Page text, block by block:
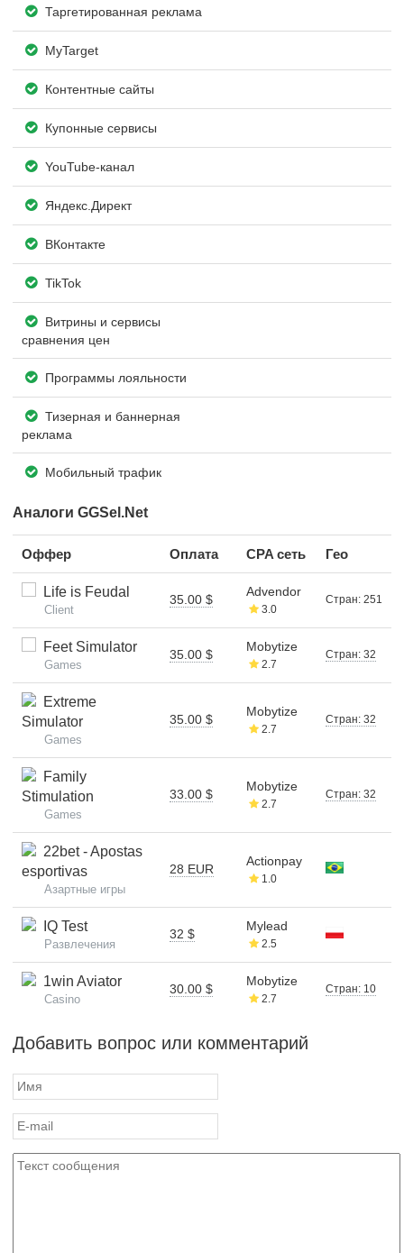
Таргетированная реклама
MyTarget
Контентные сайты
Купонные сервисы
YouTube-канал
Яндекс.Директ
ВКонтакте
TikTok
Витрины и сервисы
сравнения цен
Программы лояльности
Тизерная и баннерная
реклама
Мобильный трафик
Аналоги GGSel.Net
Оффер Оплата CPA сеть Гео
Life is Feudal
Client
35.00 $
Advendor
3.0
Стран: 251
Feet Simulator
Games
35.00 $
Mobytize
2.7
Стран: 32
Extreme
Simulator
Games
35.00 $
Mobytize
2.7
Стран: 32
Family
Stimulation
Games
33.00 $
Mobytize
2.7
Стран: 32
22bet - Apostas
esportivas
Азартные игры
28 EUR
Actionpay
1.0
IQ Test
Развлечения
32 $
Mylead
2.5
1win Aviator
Casino
30.00 $
Mobytize
2.7
Стран: 10
Добавить вопрос или комментарий